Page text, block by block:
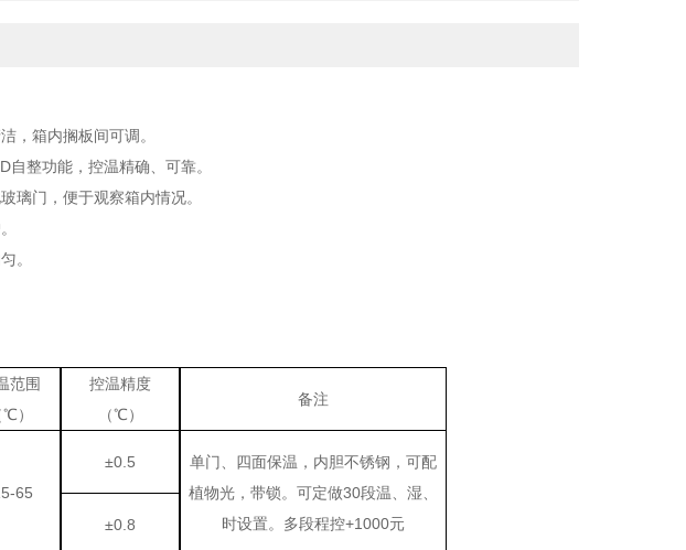
，箱内搁板间可调。
整功能，控温精确、可靠。
璃门，便于观察箱内情况。
。
范围
℃）
控温精度
（℃）
备注
65
±0.5
单门、四面保温，内胆不锈钢，可配
植物光，带锁。可定做30段温、湿、
时设置。多段程控+1000元
±0.8